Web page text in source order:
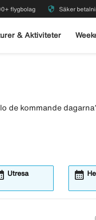
flygbolag security Säker
& Aktiviteter
de kommande
Utresa calendar_month